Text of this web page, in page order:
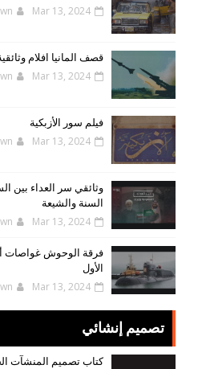
Mar 13, 2024
قصف المانيا افلام
Mar 13, 2024
فيلم سور الأزبكية
Mar 13, 2024
وثائقي سر العداء بين
السنة والشيعة
Mar 13, 2024
فرقة الوحوش غواصات
الأول
Mar 13, 2024
تصميم إنشائي
كتاب تصميم المنشآت